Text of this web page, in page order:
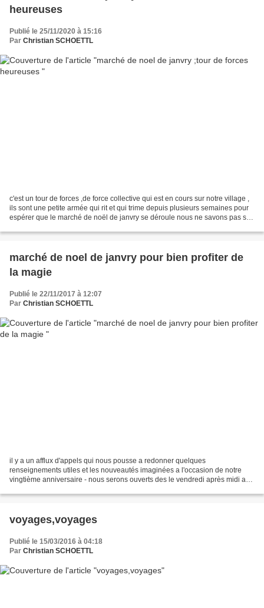
heureuses
Publié le 25/11/2020 à 15:16
Par Christian SCHOETTL
c'est un tour de forces ,de force collective qui est en cours sur notre village ,
ils sont une petite armée qui rit et qui trime depuis plusieurs semaines pour
espérer que le marché de noël de janvry se déroule nous ne savons pas si
marché de noel de janvry pour bien profiter de
la magie
Publié le 22/11/2017 à 12:07
Par Christian SCHOETTL
il y a un afflux d'appels qui nous pousse a redonner quelques
renseignements utiles et les nouveautés imaginées a l'occasion de notre
vingtième anniversaire - nous serons ouverts des le vendredi après midi a
voyages,voyages
Publié le 15/03/2016 à 04:18
Par Christian SCHOETTL